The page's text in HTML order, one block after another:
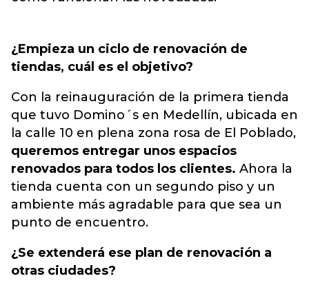
¿Empieza un ciclo de renovación de
tiendas, cuál es el objetivo?
Con la reinauguración de la primera tienda
que tuvo Domino´s en Medellín, ubicada en
la calle 10 en plena zona rosa de El Poblado,
queremos entregar unos espacios
renovados para todos los clientes. Ahora la
tienda cuenta con un segundo piso y un
ambiente más agradable para que sea un
punto de encuentro.
¿Se extenderá ese plan de renovación a
otras ciudades?